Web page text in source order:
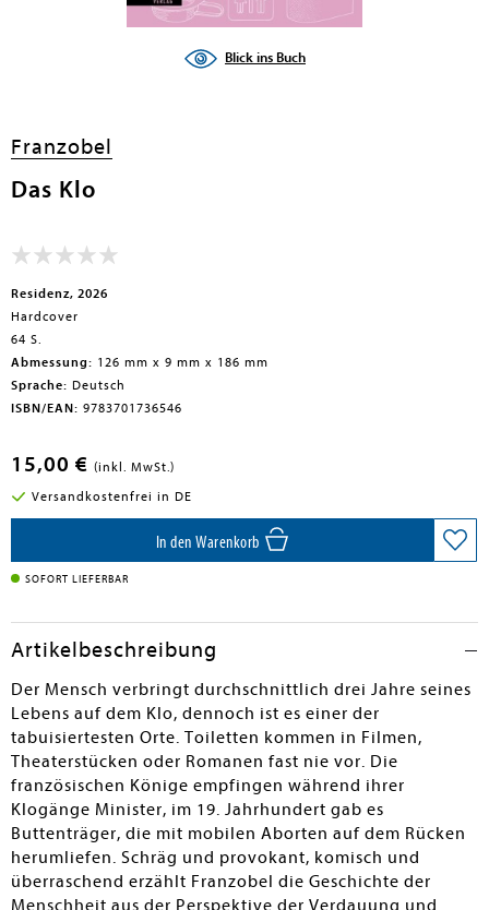
Blick ins Buch
Franzobel
Das Klo
Residenz, 2026
Hardcover
64 S.
Abmessung: 126 mm x 9 mm x 186 mm
Sprache: Deutsch
ISBN/EAN: 9783701736546
15,00 € (inkl. MwSt.)
Versandkostenfrei in DE
In den Warenkorb
SOFORT LIEFERBAR
Artikelbeschreibung
Der Mensch verbringt durchschnittlich drei Jahre seines
Lebens auf dem Klo, dennoch ist es einer der
tabuisiertesten Orte. Toiletten kommen in Filmen,
Theaterstücken oder Romanen fast nie vor. Die
französischen Könige empfingen während ihrer
Klogänge Minister, im 19. Jahrhundert gab es
Buttenträger, die mit mobilen Aborten auf dem Rücken
herumliefen. Schräg und provokant, komisch und
überraschend erzählt Franzobel die Geschichte der
Menschheit aus der Perspektive der Verdauung und